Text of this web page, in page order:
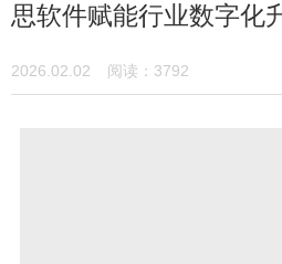
思软件赋能行业数字化
2026.02.02 阅读：3792